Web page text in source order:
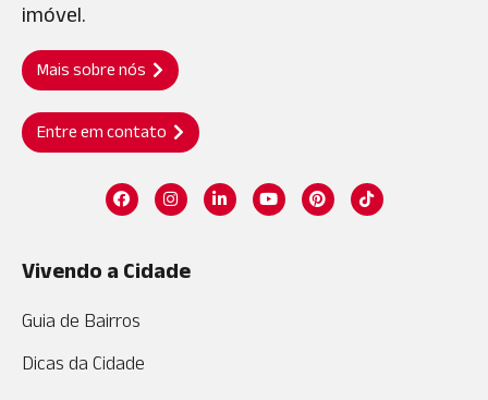
imóvel.
Mais sobre nós
Entre em contato
Vivendo a Cidade
Guia de Bairros
Dicas da Cidade